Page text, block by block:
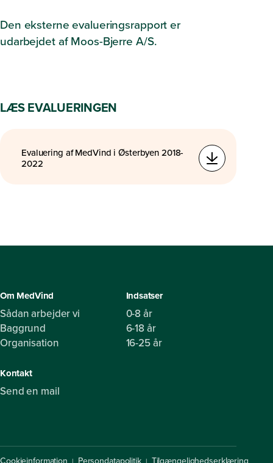
Den eksterne evalueringsrapport er
udarbejdet af Moos-Bjerre A/S.
LÆS EVALUERINGEN
Evaluering af MedVind i Østerbyen 2018-
2022
Om MedVind
Sådan arbejder vi
Baggrund
Organisation
Indsatser
0-8 år
6-18 år
16-25 år
Kontakt
Send en mail